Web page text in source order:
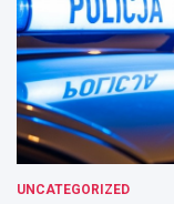
UNCATEGORIZED